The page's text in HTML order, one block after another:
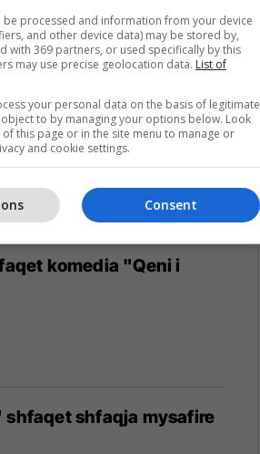
komedia "Qeni i
shfaqja mysafire
processed and information from your device
and other device data) may be stored by,
with 369 partners, or used specifically by this
may use precise geolocation data. List of
your personal data on the basis of legitimate
to by managing your options below. Look
this page or in the site menu to manage or
and cookie settings.
Consent